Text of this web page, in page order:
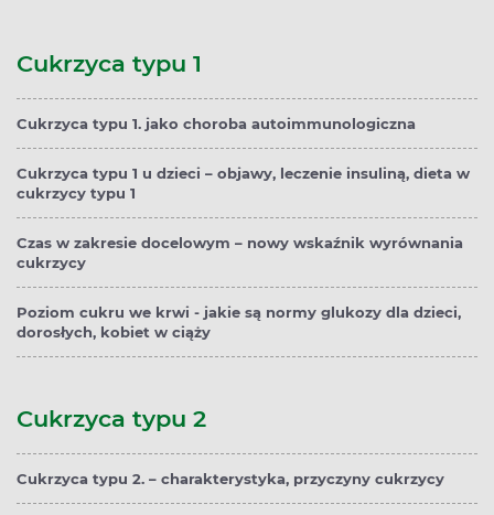
Cukrzyca typu 1
Cukrzyca typu 1. jako choroba autoimmunologiczna
Cukrzyca typu 1 u dzieci – objawy, leczenie insuliną, dieta w
cukrzycy typu 1
Czas w zakresie docelowym – nowy wskaźnik wyrównania
cukrzycy
Poziom cukru we krwi - jakie są normy glukozy dla dzieci,
dorosłych, kobiet w ciąży
Cukrzyca typu 2
Cukrzyca typu 2. – charakterystyka, przyczyny cukrzycy